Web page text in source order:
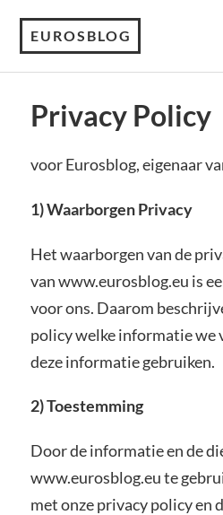
EUROSBLOG
Privacy Policy
voor Eurosblog, eigenaar
1) Waarborgen Privacy
Het waarborgen van de
van www.eurosblog.eu is
voor ons. Daarom
policy welke informatie we
deze informatie gebruiken.
2) Toestemming
Door de informatie en de
www.eurosblog.eu te
met onze privacy policy en